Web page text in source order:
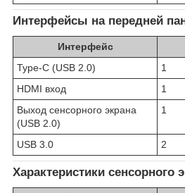
Интерфейсы на передней
Интерфейс
Type-C (USB 2.0)
1
HDMI вход
1
Выход сенсорного экрана
(USB 2.0)
1
USB 3.0 2
Характеристики сенсорного